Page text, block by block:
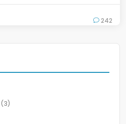
242
(3)